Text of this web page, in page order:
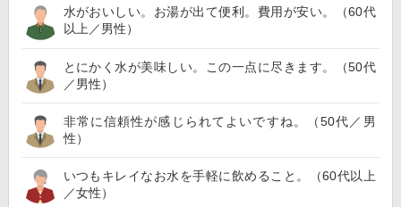
水がおいしい。お湯が出て便利。費用が安い。（60代
以上／男性）
とにかく水が美味しい。この一点に尽きます。（50代
／男性）
非常に信頼性が感じられてよいですね。（50代／男
性）
いつもキレイなお水を手軽に飲めること。（60代以上
／女性）